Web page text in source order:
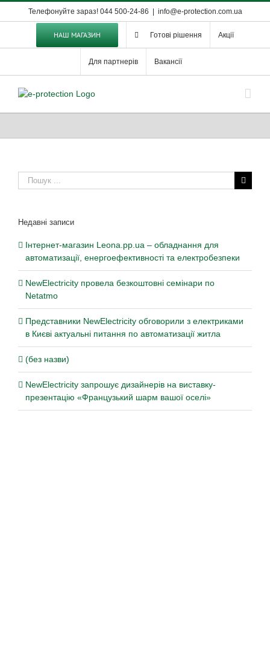
Телефонуйте зараз! 044 500-24-86 info@e-protection.com.ua
НАШ МАГАЗИН Готові рішення Акції
Для партнерів Вакансії
Пошук
...
Недавні записи
Інтернет-магазин Leona.pp.ua – обладнання для
автоматизації, енергоефективності та електробезпеки
NewElectricity провела безкоштовні семінари по
Netatmo
Представники NewElectricity обговорили з електриками
в Києві актуальні питання по автоматизації житла
(без назви)
NewElectricity запрошує дизайнерів на виставку-
презентацію «Французький шарм вашої оселі»